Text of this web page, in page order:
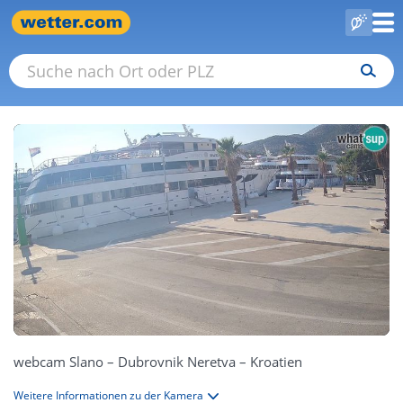
webcam Slano – Dubrovnik Neretva – Kroatien
Weitere Informationen zu der Kamera